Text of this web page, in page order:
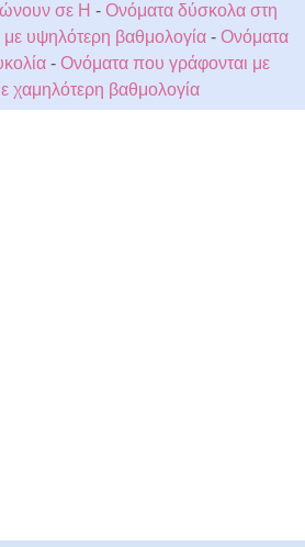
σε Η - Ονόματα δύσκολα στη
υψηλότερη βαθμολογία- Ονόματα
- Ονόματα που γράφονται με
χαμηλότερη βαθμολογία